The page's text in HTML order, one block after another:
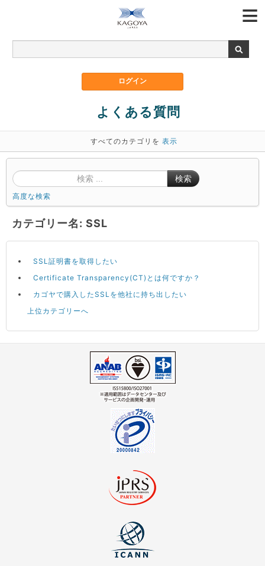
よくある質問
すべてのカテゴリを 表示
検索
高度な検索
カテゴリー名: SSL
SSL証明書を取得したい
Certificate Transparency(CT)とは何ですか？
カゴヤで購入したSSLを他社に持ち出したい
上位カテゴリーへ